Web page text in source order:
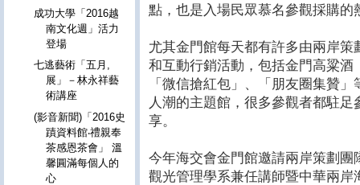
點，也是入場民眾慕名參觀採購的
尤其金門館每天都有許多由兩岸
和互動行銷活動，包括金門高粱
「微信搶紅包」、「朋友圈集贊
人潮的主題館，很多參觀者都駐
享。
今年海交會金門館邀請兩岸策劃
觀光管理學系兼任講師暨中華兩
成功大學「2016越
南文化週」活力
登場
七逃藝術「五月,
展」－林永祥藝
術講座
(影音新聞)「2016史
蹟資料館‧禮親奉
茶感恩茶會」 溫
馨圓滿每個人的
心